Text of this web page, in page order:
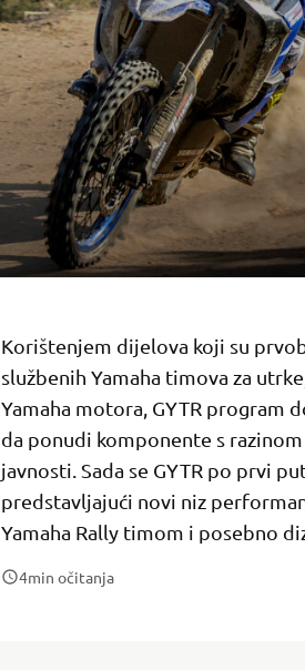
Korištenjem dijelova koji su
službenih Yamaha timova za
Yamaha motora, GYTR program
da ponudi komponente s
javnosti. Sada se GYTR po prvi
predstavljajući novi niz
Yamaha Rally timom i posebno
4min očitanja